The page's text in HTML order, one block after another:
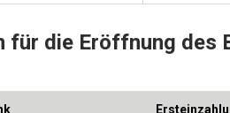
für die Eröffnung des